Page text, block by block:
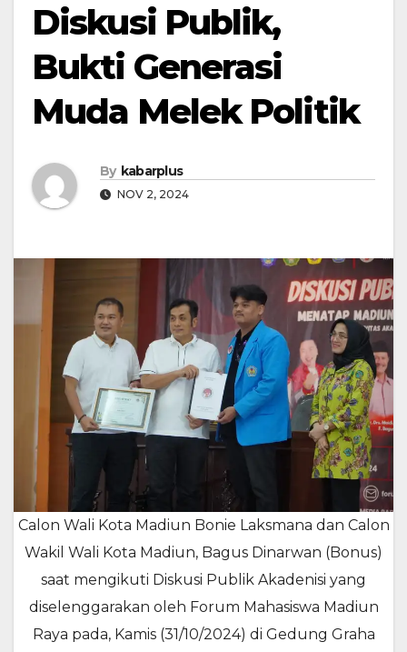
Diskusi Publik,
Bukti Generasi
Muda Melek Politik
By kabarplus
NOV 2, 2024
Calon Wali Kota Madiun Bonie Laksmana dan Calon
Wakil Wali Kota Madiun, Bagus Dinarwan (Bonus)
saat mengikuti Diskusi Publik Akadenisi yang
diselenggarakan oleh Forum Mahasiswa Madiun
Raya pada, Kamis (31/10/2024) di Gedung Graha